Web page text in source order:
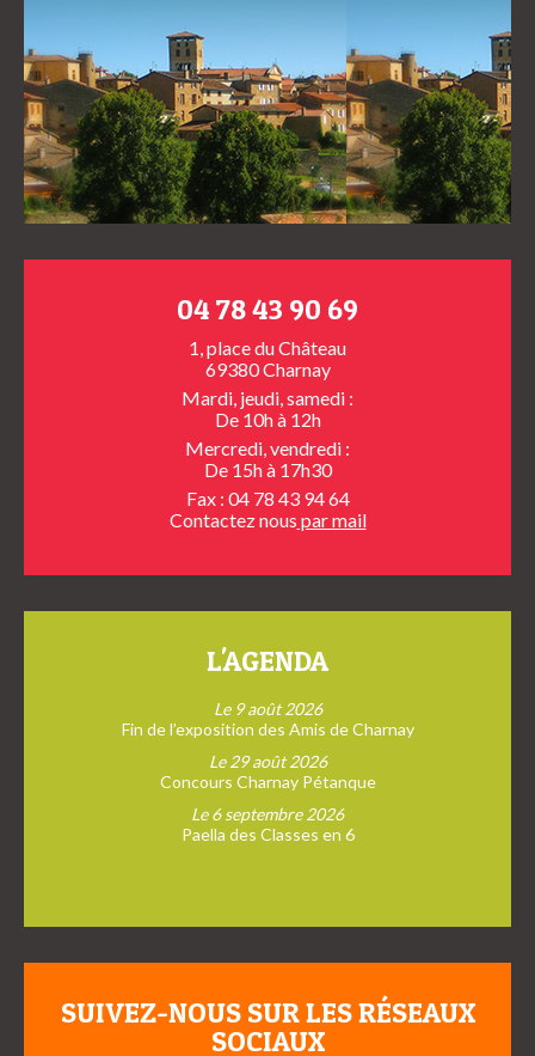
04 78 43 90 69
1, place du Château
69380 Charnay
Mardi, jeudi, samedi :
De 10h à 12h
Mercredi, vendredi :
De 15h à 17h30
Fax : 04 78 43 94 64
Contactez nous par mail
L'AGENDA
Le 9 août 2026
Fin de l’exposition des Amis de Charnay
Le 29 août 2026
Concours Charnay Pétanque
Le 6 septembre 2026
Paella des Classes en 6
SUIVEZ-NOUS SUR LES RÉSEAUX
SOCIAUX